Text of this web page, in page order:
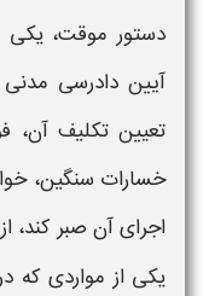
دستور موقت، یکی
آیین دادرسی
تعیین تکلیف آن،
خسارات سنگین،
اجرای آن صبر کند،
یکی از مواردی که